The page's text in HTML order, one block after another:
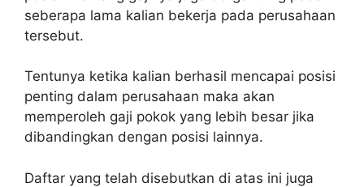
seberapa lama kalian bekerja pada perusahaan
tersebut.
Tentunya ketika kalian berhasil mencapai posisi
penting dalam perusahaan maka akan
memperoleh gaji pokok yang lebih besar jika
dibandingkan dengan posisi lainnya.
Daftar yang telah disebutkan di atas ini juga